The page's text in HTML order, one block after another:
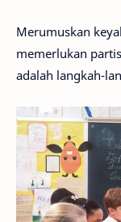
Merumuskan
memerlukan
adalah langkah-